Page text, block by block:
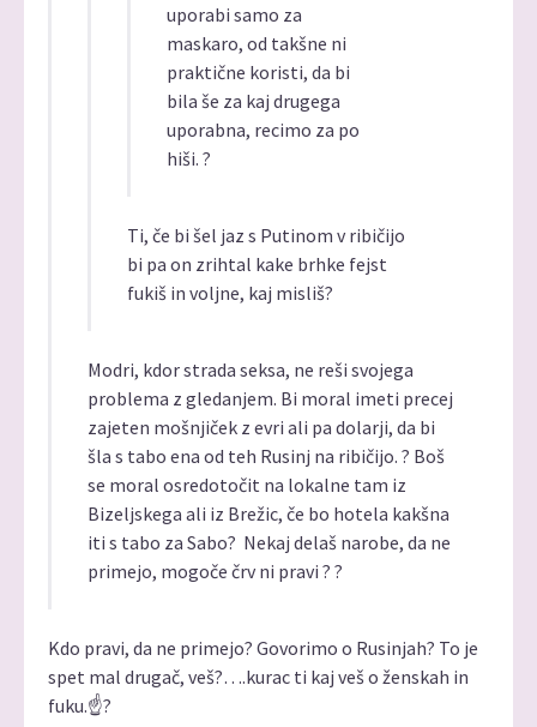
uporabi samo za
maskaro, od takšne ni
praktične koristi, da bi
bila še za kaj drugega
uporabna, recimo za po
hiši. ?
Ti, če bi šel jaz s Putinom v ribičijo
bi pa on zrihtal kake brhke fejst
fukiš in voljne, kaj misliš?
Modri, kdor strada seksa, ne reši svojega
problema z gledanjem. Bi moral imeti precej
zajeten mošnjiček z evri ali pa dolarji, da bi
šla s tabo ena od teh Rusinj na ribičijo. ? Boš
se moral osredotočit na lokalne tam iz
Bizeljskega ali iz Brežic, če bo hotela kakšna
iti s tabo za Sabo? Nekaj delaš narobe, da ne
primejo, mogoče črv ni pravi ? ?
Kdo pravi, da ne primejo? Govorimo o Rusinjah? To je
spet mal drugač, veš?….kurac ti kaj veš o ženskah in
fuku.☝️?